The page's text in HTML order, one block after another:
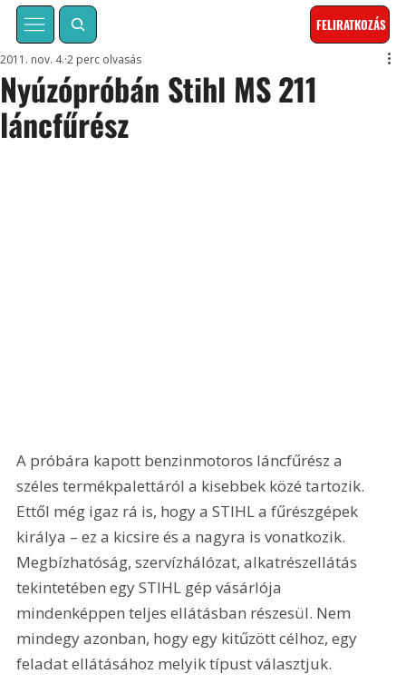
FELIRATKOZÁS
Nyúzópróbán Stihl MS 211
láncfűrész
2011. nov. 4. 2 perc olvasás
A próbára kapott benzinmotoros láncfűrész a
széles termékpalettáról a kisebbek közé tartozik.
Ettől még igaz rá is, hogy a STIHL a fűrészgépek
királya – ez a kicsire és a nagyra is vonatkozik.
Megbízhatóság, szervízhálózat, alkatrészellátás
tekintetében egy STIHL gép vásárlója
mindenképpen teljes ellátásban részesül. Nem
mindegy azonban, hogy egy kitűzött célhoz, egy
feladat ellátásához melyik típust választjuk.